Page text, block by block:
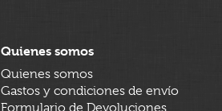
Quienes somos
Quienes somos
Gastos y condiciones de envío
Formulario de Devoluciones